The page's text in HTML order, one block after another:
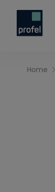
Home